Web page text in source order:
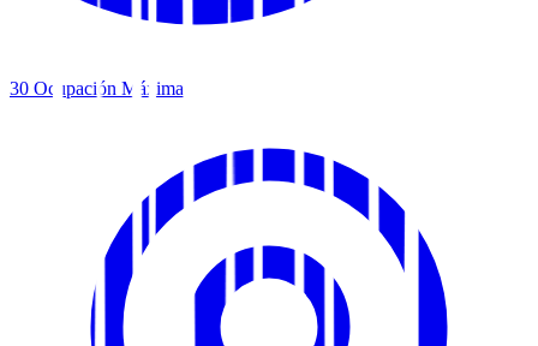
30 Ocupación Máxima